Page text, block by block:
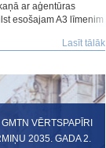
ar aģentūras
esošajam A3 līmenim
Lasīt tālāk
VĒRTSPAPĪRI
2035. GADA 2.